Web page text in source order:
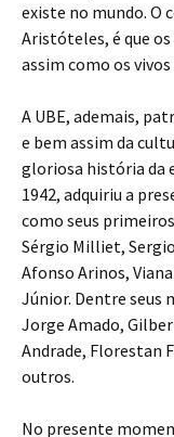
existe no mundo. O
Aristóteles, é que
assim como os
A UBE, ademais,
e bem assim da
gloriosa história da
1942, adquiriu a
como seus
Sérgio Milliet,
Afonso Arinos,
Júnior. Dentre
Jorge Amado,
Andrade, Florestan
outros.
No presente